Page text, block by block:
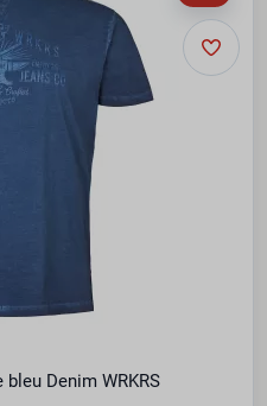
Denim WRKRS